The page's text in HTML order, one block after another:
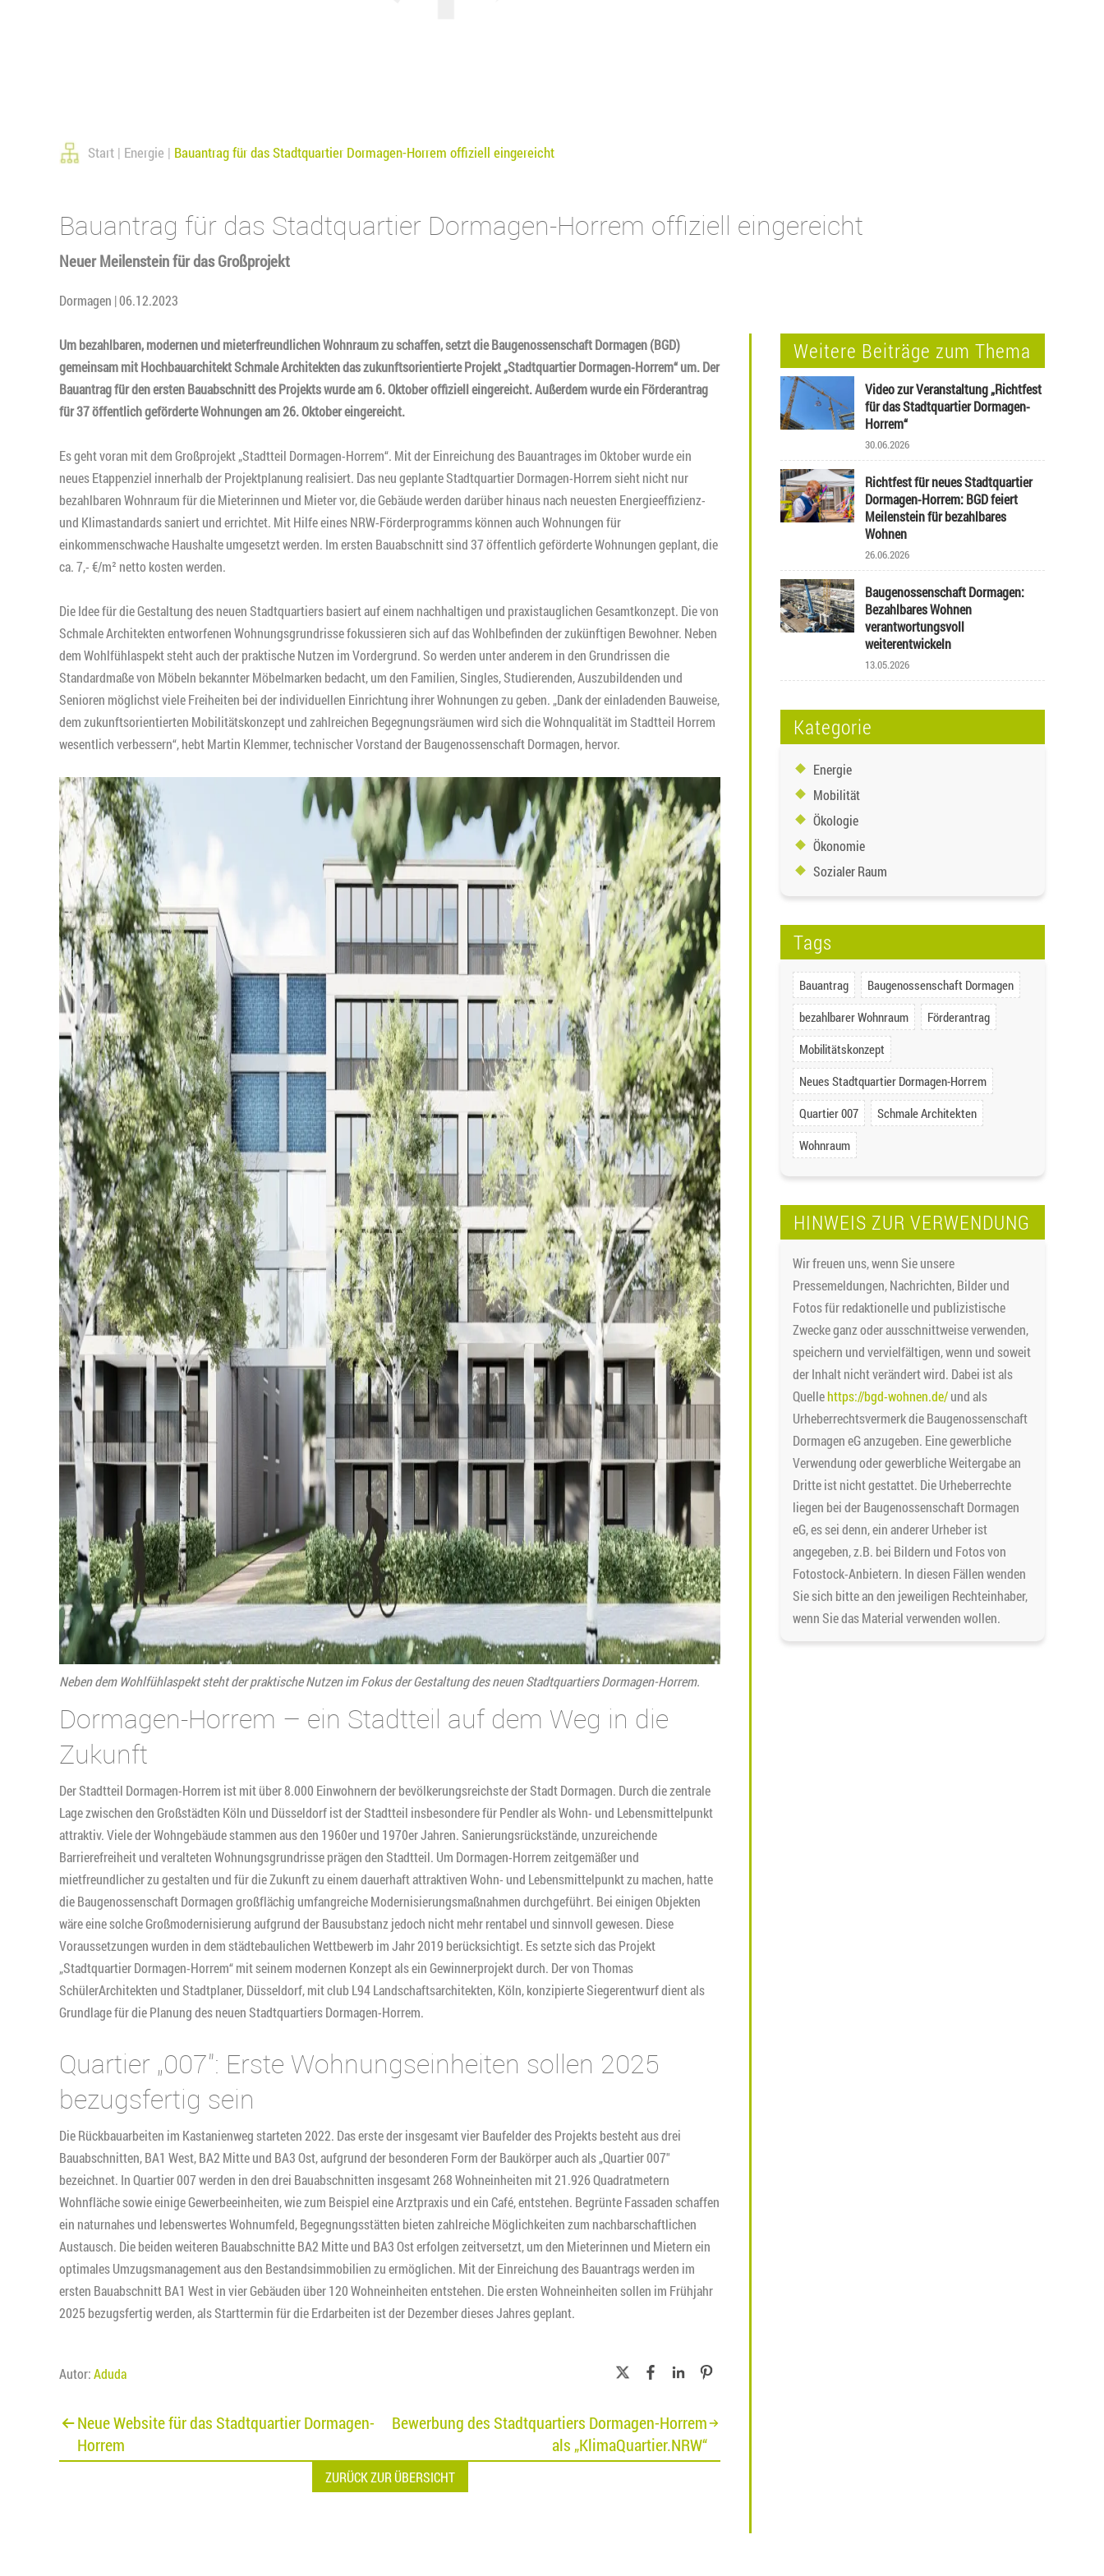
Start Energie Bauantrag für das Stadtquartier Dormagen-Horrem offiziell eingereicht
Bauantrag für das Stadtquartier Dormagen-Horrem offiziell eingereicht
Neuer Meilenstein für das Großprojekt
Dormagen | 06.12.2023
Um bezahlbaren, modernen und mieterfreundlichen Wohnraum zu schaffen, setzt die Baugenossenschaft Dormagen (BGD)
gemeinsam mit Hochbauarchitekt Schmale Architekten das zukunftsorientierte Projekt „Stadtquartier Dormagen-Horrem“ um. Der
Bauantrag für den ersten Bauabschnitt des Projekts wurde am 6. Oktober offiziell eingereicht. Außerdem wurde ein Förderantrag
für 37 öffentlich geförderte Wohnungen am 26. Oktober eingereicht.
Es geht voran mit dem Großprojekt „Stadtteil Dormagen-Horrem“. Mit der Einreichung des Bauantrages im Oktober wurde ein
neues Etappenziel innerhalb der Projektplanung realisiert. Das neu geplante Stadtquartier Dormagen-Horrem sieht nicht nur
bezahlbaren Wohnraum für die Mieterinnen und Mieter vor, die Gebäude werden darüber hinaus nach neuesten Energieeffizienz-
und Klimastandards saniert und errichtet. Mit Hilfe eines NRW-Förderprogramms können auch Wohnungen für
einkommenschwache Haushalte umgesetzt werden. Im ersten Bauabschnitt sind 37 öffentlich geförderte Wohnungen geplant, die
ca. 7,- €/m² netto kosten werden.
Die Idee für die Gestaltung des neuen Stadtquartiers basiert auf einem nachhaltigen und praxistauglichen Gesamtkonzept. Die von
Schmale Architekten entworfenen Wohnungsgrundrisse fokussieren sich auf das Wohlbefinden der zukünftigen Bewohner. Neben
dem Wohlfühlaspekt steht auch der praktische Nutzen im Vordergrund. So werden unter anderem in den Grundrissen die
Standardmaße von Möbeln bekannter Möbelmarken bedacht, um den Familien, Singles, Studierenden, Auszubildenden und
Senioren möglichst viele Freiheiten bei der individuellen Einrichtung ihrer Wohnungen zu geben. „Dank der einladenden Bauweise,
dem zukunftsorientierten Mobilitätskonzept und zahlreichen Begegnungsräumen wird sich die Wohnqualität im Stadtteil Horrem
wesentlich verbessern“, hebt Martin Klemmer, technischer Vorstand der Baugenossenschaft Dormagen, hervor.
Neben dem Wohlfühlaspekt steht der praktische Nutzen im Fokus der Gestaltung des neuen Stadtquartiers Dormagen-Horrem.
Dormagen-Horrem – ein Stadtteil auf dem Weg in die
Zukunft
Der Stadtteil Dormagen-Horrem ist mit über 8.000 Einwohnern der bevölkerungsreichste der Stadt Dormagen. Durch die zentrale
Lage zwischen den Großstädten Köln und Düsseldorf ist der Stadtteil insbesondere für Pendler als Wohn- und Lebensmittelpunkt
attraktiv. Viele der Wohngebäude stammen aus den 1960er und 1970er Jahren. Sanierungsrückstände, unzureichende
Barrierefreiheit und veralteten Wohnungsgrundrisse prägen den Stadtteil. Um Dormagen-Horrem zeitgemäßer und
mietfreundlicher zu gestalten und für die Zukunft zu einem dauerhaft attraktiven Wohn- und Lebensmittelpunkt zu machen, hatte
die Baugenossenschaft Dormagen großflächig umfangreiche Modernisierungsmaßnahmen durchgeführt. Bei einigen Objekten
wäre eine solche Großmodernisierung aufgrund der Bausubstanz jedoch nicht mehr rentabel und sinnvoll gewesen. Diese
Voraussetzungen wurden in dem städtebaulichen Wettbewerb im Jahr 2019 berücksichtigt. Es setzte sich das Projekt
„Stadtquartier Dormagen-Horrem“ mit seinem modernen Konzept als ein Gewinnerprojekt durch. Der von Thomas
SchülerArchitekten und Stadtplaner, Düsseldorf, mit club L94 Landschaftsarchitekten, Köln, konzipierte Siegerentwurf dient als
Grundlage für die Planung des neuen Stadtquartiers Dormagen-Horrem.
Quartier „007″: Erste Wohnungseinheiten sollen 2025
bezugsfertig sein
Die Rückbauarbeiten im Kastanienweg starteten 2022. Das erste der insgesamt vier Baufelder des Projekts besteht aus drei
Bauabschnitten, BA1 West, BA2 Mitte und BA3 Ost, aufgrund der besonderen Form der Baukörper auch als „Quartier 007″
bezeichnet. In Quartier 007 werden in den drei Bauabschnitten insgesamt 268 Wohneinheiten mit 21.926 Quadratmetern
Wohnfläche sowie einige Gewerbeeinheiten, wie zum Beispiel eine Arztpraxis und ein Café, entstehen. Begrünte Fassaden schaffen
ein naturnahes und lebenswertes Wohnumfeld, Begegnungsstätten bieten zahlreiche Möglichkeiten zum nachbarschaftlichen
Austausch. Die beiden weiteren Bauabschnitte BA2 Mitte und BA3 Ost erfolgen zeitversetzt, um den Mieterinnen und Mietern ein
optimales Umzugsmanagement aus den Bestandsimmobilien zu ermöglichen. Mit der Einreichung des Bauantrags werden im
ersten Bauabschnitt BA1 West in vier Gebäuden über 120 Wohneinheiten entstehen. Die ersten Wohneinheiten sollen im Frühjahr
2025 bezugsfertig werden, als Starttermin für die Erdarbeiten ist der Dezember dieses Jahres geplant.
Autor:Aduda
Beitragsnavigation
Neue Website für das Stadtquartier Dormagen-
Horrem
Bewerbung des Stadtquartiers Dormagen-Horrem
als „KlimaQuartier.NRW“
ZURÜCK ZUR ÜBERSICHT
Weitere Beiträge zum Thema
Video zur Veranstaltung „Richtfest
für das Stadtquartier Dormagen-
Horrem“
30.06.2026
Richtfest für neues Stadtquartier
Dormagen-Horrem: BGD feiert
Meilenstein für bezahlbares
Wohnen
26.06.2026
Baugenossenschaft Dormagen:
Bezahlbares Wohnen
verantwortungsvoll
weiterentwickeln
13.05.2026
Kategorie
Energie
Mobilität
Ökologie
Ökonomie
Sozialer Raum
Tags
Bauantrag
Baugenossenschaft Dormagen
bezahlbarer Wohnraum
Förderantrag
Mobilitätskonzept
Neues Stadtquartier Dormagen-Horrem
Quartier 007
Schmale Architekten
Wohnraum
HINWEIS ZUR VERWENDUNG
Wir freuen uns, wenn Sie unsere
Pressemeldungen, Nachrichten, Bilder und
Fotos für redaktionelle und publizistische
Zwecke ganz oder ausschnittweise verwenden,
speichern und vervielfältigen, wenn und soweit
der Inhalt nicht verändert wird. Dabei ist als
Quellehttps://bgd-wohnen.de/und als
Urheberrechtsvermerk die Baugenossenschaft
Dormagen eG anzugeben. Eine gewerbliche
Verwendung oder gewerbliche Weitergabe an
Dritte ist nicht gestattet. Die Urheberrechte
liegen bei der Baugenossenschaft Dormagen
eG, es sei denn, ein anderer Urheber ist
angegeben, z.B. bei Bildern und Fotos von
Fotostock-Anbietern. In diesen Fällen wenden
Sie sich bitte an den jeweiligen Rechteinhaber,
wenn Sie das Material verwenden wollen.